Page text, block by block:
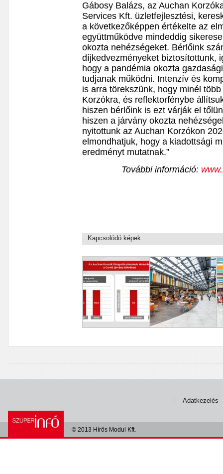
Gábosy Balázs, az Auchan
Services Kft. üzletfejlesztési,
a következőképpen értékelte az
együttműködve mindeddig
okozta nehézségeket. Bérlőink
díjkedvezményeket biztosítottunk,
hogy a pandémia okozta
tudjanak működni. Intenzív és
is arra törekszünk, hogy minél
Korzókra, és reflektorfénybe
hiszen bérlőink is ezt várják el
hiszen a járvány okozta
nyitottunk az Auchan Korzókon
elmondhatjuk, hogy a kiadottsági
eredményt mutatnak.”
További információ:
Kapcsolódó képek
Adatkezelés
© 2013 Hírös Modul Kft.